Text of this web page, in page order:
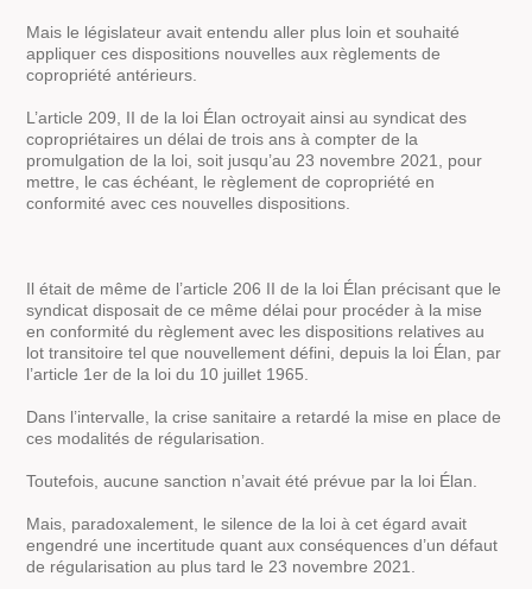
Mais le législateur avait entendu aller plus loin et souhaité
appliquer ces dispositions nouvelles aux règlements de
copropriété antérieurs.
L’article 209, II de la loi Élan octroyait ainsi au syndicat des
copropriétaires un délai de trois ans à compter de la
promulgation de la loi, soit jusqu’au 23 novembre 2021, pour
mettre, le cas échéant, le règlement de copropriété en
conformité avec ces nouvelles dispositions.
Il était de même de l’article 206 II de la loi Élan précisant que le
syndicat disposait de ce même délai pour procéder à la mise
en conformité du règlement avec les dispositions relatives au
lot transitoire tel que nouvellement défini, depuis la loi Élan, par
l’article 1er de la loi du 10 juillet 1965.
Dans l’intervalle, la crise sanitaire a retardé la mise en place de
ces modalités de régularisation.
Toutefois, aucune sanction n’avait été prévue par la loi Élan.
Mais, paradoxalement, le silence de la loi à cet égard avait
engendré une incertitude quant aux conséquences d’un défaut
de régularisation au plus tard le 23 novembre 2021.